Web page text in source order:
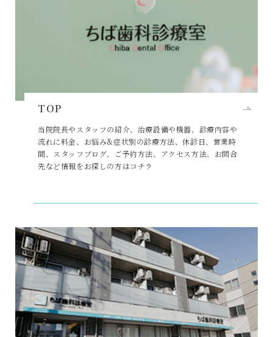
TOP
当院院長やスタッフの紹介、治療設備や機器、診療内容や
流れに料金、お悩み&症状別の診療方法、休診日、営業時
間、スタッフブログ、ご予約方法、アクセス方法、お問合
先など情報をお探しの方はコチラ